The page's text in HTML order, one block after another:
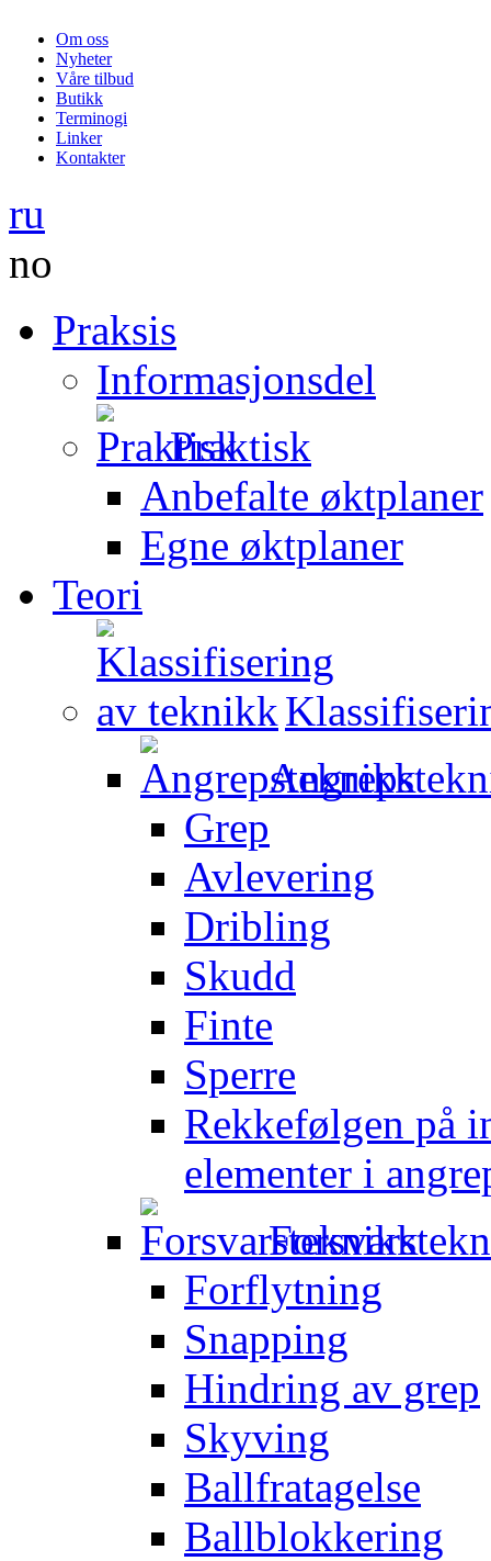
Om oss
Nyheter
Våre tilbud
Butikk
Terminogi
Linker
Kontakter
ru
no
Praksis
Informasjonsdel
Praktisk
Anbefalte øktplaner
Egne øktplaner
Teori
Grep
Avlevering
Dribling
Skudd
Finte
Sperre
Rekkefølgen på
elementer i
Forflytning
Snapping
Hindring av grep
Skyving
Ballfratagelse
Ballblokkering